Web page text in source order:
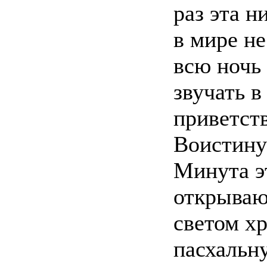
раз эта
в мире
всю ночь
звучать
Минута
светом